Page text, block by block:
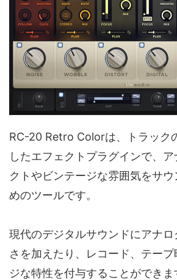
RC-20 Retro Colorは、トラック
したエフェクトプラグインで、
クトやビンテージな雰囲気をサ
めのツールです。
現代のデジタルサウンドにアナ
さを加えたり、レコード、テー
ジな特性を付与することができま